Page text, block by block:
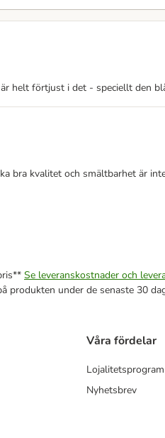
helt förtjust i det - speciellt den
bra kvalitet och smältbarhet är
Se leveranskostnader och
produkten under de senaste 30
Våra fördelar
Lojalitetsprogram
Nyhetsbrev